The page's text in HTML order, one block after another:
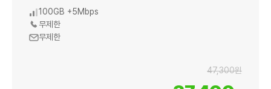
100GB +5Mbps
무제한
무제한
47,300원